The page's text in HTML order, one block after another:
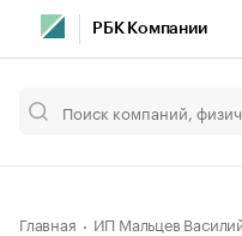
РБК Компании
Главная ИП Мальцев